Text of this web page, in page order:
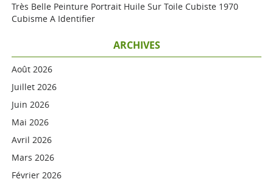
Très Belle Peinture Portrait Huile Sur Toile Cubiste 1970
Cubisme A Identifier
ARCHIVES
Août 2026
Juillet 2026
Juin 2026
Mai 2026
Avril 2026
Mars 2026
Février 2026